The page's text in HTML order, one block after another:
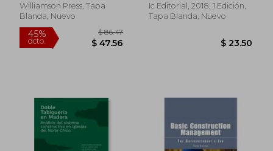
Williamson Press, Tapa
Blanda, Nuevo
Ic Editorial, 2018, 1 Edición,
Tapa Blanda, Nuevo